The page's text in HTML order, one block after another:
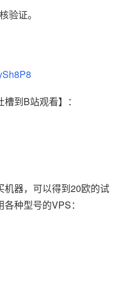
验证。
到B站观看】：
机器，可以得到20欧的试
种型号的VPS：